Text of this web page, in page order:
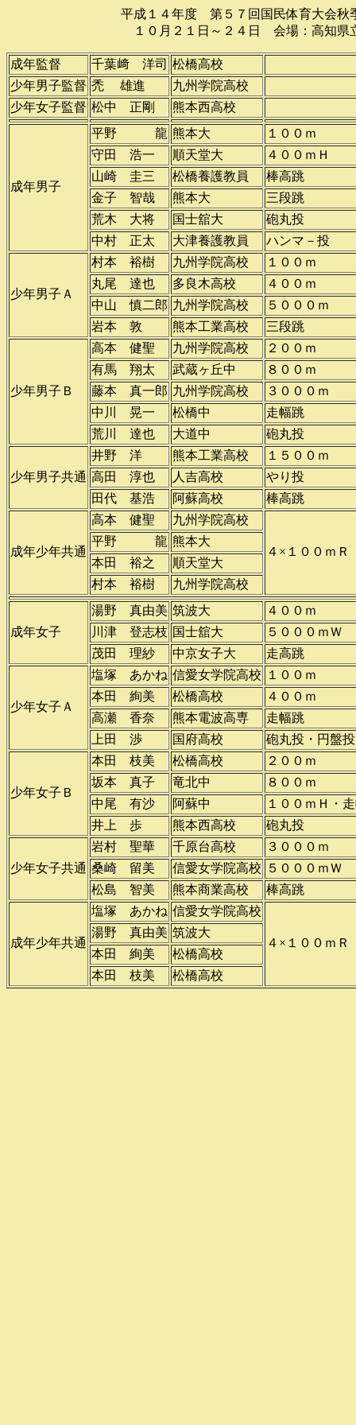
平成１４年度 第５７回国民体育大会秋季大会
１０月２１日～２４日 会場：高知県立春野
成年監督 千葉﨑 洋司 松橋高校
少年男子監督 禿 雄進
九州学院高校
少年女子監督 松中 正剛 熊本西高校
成年男子
平野 龍 熊本大
１００ｍ
守田 浩一
順天堂大
４００ｍＨ
山崎 圭三
松橋養護教員
棒高跳
金子 智哉
熊本大
三段跳
荒木 大将
国士舘大
砲丸投
中村 正太
大津養護教員 ハンマ－投
少年男子Ａ
村本 裕樹 九州学院高校
１００ｍ
丸尾 達也
多良木高校
４００ｍ
中山 慎二郎 九州学院高校
５０００ｍ
岩本 敦
熊本工業高校 三段跳
少年男子Ｂ
高本 健聖 九州学院高校
２００ｍ
有馬 翔太
武蔵ヶ丘中
８００ｍ
藤本 真一郎 九州学院高校
３０００ｍ
中川 晃一
松橋中
走幅跳
荒川 達也
大道中 砲丸投
少年男子共通
井野 洋 熊本工業高校
１５００ｍ
高田 淳也
人吉高校
やり投
田代 基浩
阿蘇高校 棒高跳
成年少年共通
高本 健聖 九州学院高校
４×１００ｍＲ
平野 龍 熊本大
本田 裕之
順天堂大
村本 裕樹
九州学院高校
成年女子
湯野 真由美 筑波大
４００ｍ
川津 登志枝 国士舘大
５０００ｍＷ
茂田 理紗
中京女子大 走高跳
少年女子Ａ
塩塚 あかね 信愛女学院高校
１００ｍ
本田 絢美
松橋高校
４００ｍ
高瀬 香奈
熊本電波高専
走幅跳
上田 渉
国府高校 砲丸投・円盤投
少年女子Ｂ
本田 枝美 松橋高校
２００ｍ
坂本 真子
竜北中
８００ｍ
中尾 有沙
阿蘇中
１００ｍＨ・
井上 歩
熊本西高校 砲丸投
少年女子共通
岩村 聖華 千原台高校
３０００ｍ
桑崎 留美
信愛女学院高校
５０００ｍＷ
松島 智美
熊本商業高校 棒高跳
成年少年共通
塩塚 あかね 信愛女学院高校
４×１００ｍＲ
湯野 真由美 筑波大
本田 絢美
松橋高校
本田 枝美
松橋高校